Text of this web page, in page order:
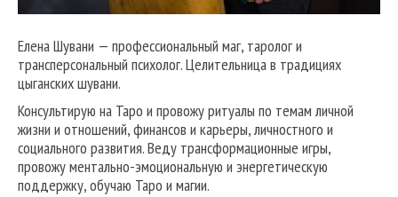
Елена Шувани — профессиональный маг, таролог и
трансперсональный психолог. Целительница в традициях
цыганских шувани.
Консультирую на Таро и провожу ритуалы по темам личной
жизни и отношений, финансов и карьеры, личностного и
социального развития. Веду трансформационные игры,
провожу ментально-эмоциональную и энергетическую
поддержку, обучаю Таро и магии.